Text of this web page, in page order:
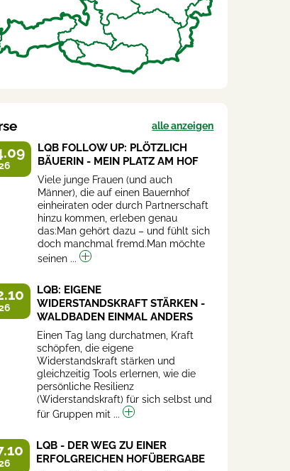
alle anzeigen
LQB FOLLOW UP: PLÖTZLICH
BÄUERIN - MEIN PLATZ AM HOF
Viele junge Frauen (und auch
Männer), die auf einen Bauernhof
einheiraten oder durch Partnerschaft
hinzu kommen, erleben genau
das:Man gehört dazu – und fühlt sich
doch manchmal fremd.Man möchte
seinen ...
LQB: EIGENE
WIDERSTANDSKRAFT STÄRKEN -
WALDBADEN EINMAL ANDERS
Einen Tag lang durchatmen, Kraft
schöpfen, die eigene
Widerstandskraft stärken und
gleichzeitig Tools erlernen, wie die
persönliche Resilienz
(Widerstandskraft) für sich selbst und
für Gruppen mit ...
LQB - DER WEG ZU EINER
ERFOLGREICHEN HOFÜBERGABE